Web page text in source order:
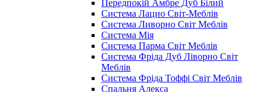
Передпокій Амбре Дуб Білий
Система Лацио Світ-Меблів
Система Ливорно Світ Меблів
Система Мія
Система Парма Свiт Меблiв
Система Фріда Дуб Ліворно Світ
Меблів
Система Фріда Тоффі Світ Меблів
Спальня Алекса